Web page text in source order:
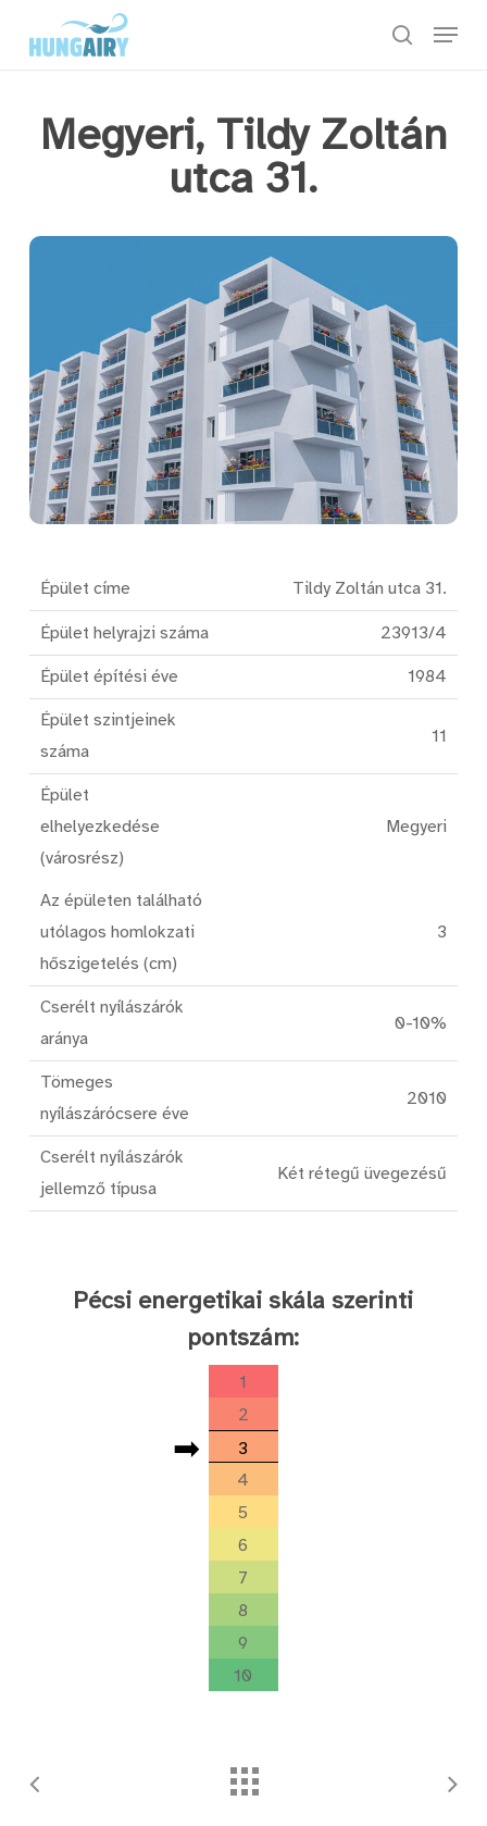
keresés
Menu
Megyeri, Tildy Zoltán
utca 31.
Épület címe Tildy Zoltán utca 31.
Épület helyrajzi száma 23913/4
Épület építési éve
1984
Épület szintjeinek
száma
11
Épület
elhelyezkedése
(városrész)
Megyeri
Az épületen található
utólagos homlokzati
hőszigetelés (cm)
3
Cserélt nyílászárók
aránya
0-10%
Tömeges
nyílászárócsere éve
2010
Cserélt nyílászárók
jellemző típusa
Két rétegű üvegezésű
Pécsi energetikai skála szerinti
pontszám:
1
2
➡
3
4
5
6
7
8
9
10